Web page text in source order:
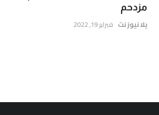
مزدحم
يلا نيوز نت فبراير 19, 2022